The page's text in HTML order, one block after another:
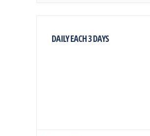
DAILY EACH 3 DAYS